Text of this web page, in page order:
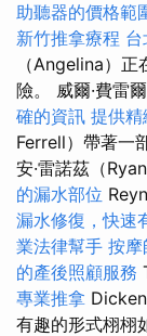
助聽器的價格範
新竹推拿療程
（Angelina）
險。 威爾·費雷
確的資訊 提供
Ferrell）帶著一
安·雷諾茲（Ryan
的漏水部位
漏水修復，快速
業法律幫手 按摩
的產後照顧服務
專業推拿
有趣的形式栩栩